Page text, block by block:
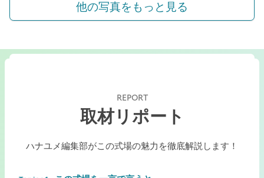
他の写真をもっと見る
REPORT
取材リポート
ハナユメ編集部がこの式場の魅力を徹底解説します！